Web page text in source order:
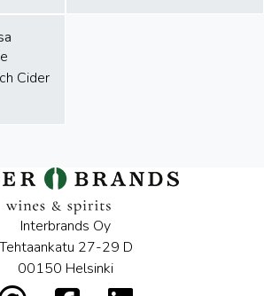
Cider
Interbrands Oy
27-29 D
00150 Helsinki